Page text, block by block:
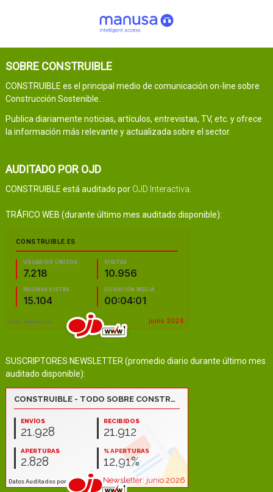
SOBRE CONSTRUIBLE
CONSTRUIBLE es el principal medio de comunicación on-line sobre
Construcción Sostenible.
Publica diariamente noticias, artículos, entrevistas, TV, etc. y ofrece
la información más relevante y actualizada sobre el sector.
AUDITADO POR OJD
CONSTRUIBLE está auditado por OJD Interactiva
TRÁFICO WEB (durante último mes auditado disponible):
SUSCRIPTORES NEWSLETTER (promedio diario durante último mes
auditado disponible):